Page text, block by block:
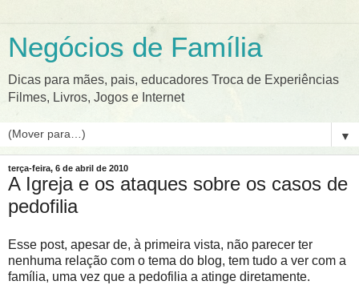
Negócios de Família
Dicas para mães, pais, educadores Troca de Experiências
Filmes, Livros, Jogos e Internet
▼
terça-feira, 6 de abril de 2010
A Igreja e os ataques sobre os casos de
pedofilia
Esse post, apesar de, à primeira vista, não parecer ter
nenhuma relação com o tema do blog, tem tudo a ver com a
família, uma vez que a pedofilia a atinge diretamente.